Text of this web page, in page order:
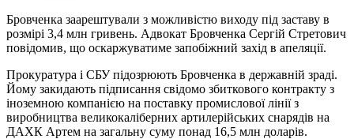
Бровченка заарештували з можливістю виходу під заставу в
розмірі 3,4 млн гривень. Адвокат Бровченка Сергій Стретович
повідомив, що оскаржуватиме запобіжний захід в апеляції.
Прокуратура і СБУ підозрюють Бровченка в державній зраді.
Йому закидають підписання свідомо збиткового контракту з
іноземною компанією на поставку промислової лінії з
виробництва великокаліберних артилерійських снарядів на
ДАХК Артем на загальну суму понад 16,5 млн доларів.